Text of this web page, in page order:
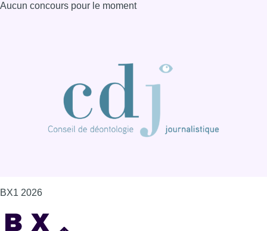
Aucun concours pour le moment
BX1 2026